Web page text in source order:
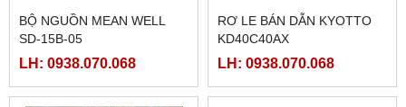
BỘ NGUỒN MEAN WELL
SD-15B-05
LH: 0938.070.068
RƠ LE BÁN DẪN KYOTTO
KD40C40AX
LH: 0938.070.068